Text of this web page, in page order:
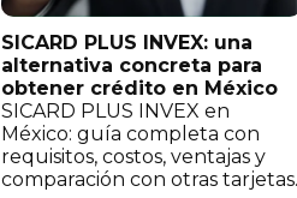
SICARD PLUS INVEX: una
alternativa concreta para
obtener crédito en México
SICARD PLUS INVEX en
México: guía completa con
requisitos, costos, ventajas y
comparación con otras tarjetas.